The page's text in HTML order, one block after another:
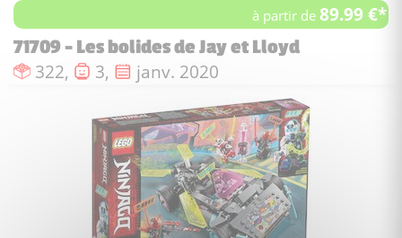
à partir de89.99 €*
71709 - Les bolides de Jay et Lloyd
Nombre de pièces :
322, Nombre de figurines :
3, Date de sortie :
janv. 2020